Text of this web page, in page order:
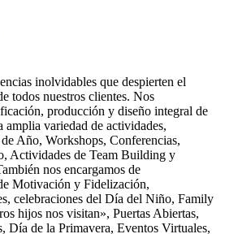
inolvidables que despierten el
todos nuestros clientes. Nos
producción y diseño integral de
amplia variedad de actividades,
Año, Workshops, Conferencias,
Actividades de Team Building y
nos encargamos de
Motivación y Fidelización,
celebraciones del Día del Niño, Family
hijos nos visitan», Puertas Abiertas,
Día de la Primavera, Eventos Virtuales,